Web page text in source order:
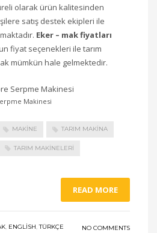
olarak ürün kalitesinden
satış destek ekipleri ile
Eker – mak fiyatları
fiyat seçenekleri ile tarım
mümkün hale gelmektedir.
Makinesi
MAKINE TARIM MAKINA
TARIM MAKINELERI
READ MORE
, ENGLISH,TÜRKÇE NO COMMENTS